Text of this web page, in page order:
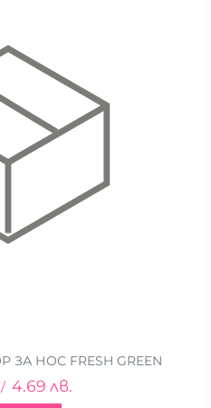
НОС FRESH GREEN
/ 4.69 лв.